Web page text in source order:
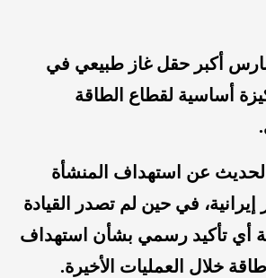
أكبر حقل غاز طبيعي في
أساسية لقطاع الطاقة
عن استهداف المنشأة
إيرانية، في حين لم تصدر القيادة
أي تأكيد رسمي بشأن استهداف
خلال العمليات الأخيرة.